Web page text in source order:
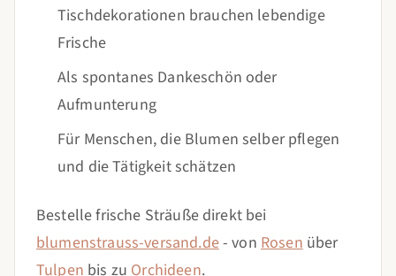
Tischdekorationen brauchen lebendige
Frische
Als spontanes Dankeschön oder
Aufmunterung
Für Menschen, die Blumen selber pflegen
und die Tätigkeit schätzen
Bestelle frische Sträuße direkt bei
blumenstrauss-versand.de- von Rosenüber
Tulpen bis zu Orchideen.